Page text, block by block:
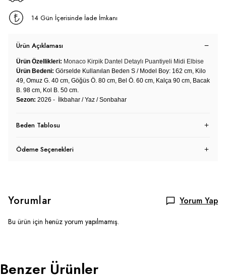
14 Gün İçerisinde İade İmkanı
Ürün Açıklaması
Ürün Özellikleri: Monaco Kirpik Dantel Detaylı Puantiyeli Midi Elbise
Ürün Bedeni: Görselde Kullanılan Beden S / Model Boy: 162 cm, Kilo
49, Omuz G. 40 cm, Göğüs Ö. 80 cm, Bel Ö. 60 cm, Kalça 90 cm, Bacak
B. 98 cm, Kol B. 50 cm.
Sezon: 2026 - İlkbahar / Yaz / Sonbahar
Beden Tablosu
Ödeme Seçenekleri
Yorumlar Yorum Yap
Bu ürün için henüz yorum yapılmamış.
Benzer Ürünler